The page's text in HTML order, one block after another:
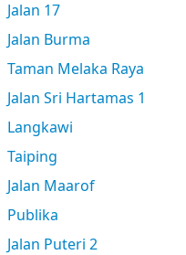
Jalan 17
Jalan Burma
Taman Melaka Raya
Jalan Sri Hartamas 1
Langkawi
Taiping
Jalan Maarof
Publika
Jalan Puteri 2